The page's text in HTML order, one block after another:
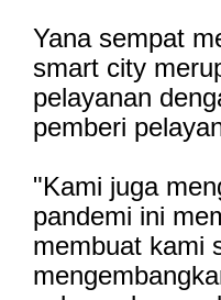
Yana sempat
smart city
pelayanan
pemberi
"Kami juga
pandemi ini
membuat kami